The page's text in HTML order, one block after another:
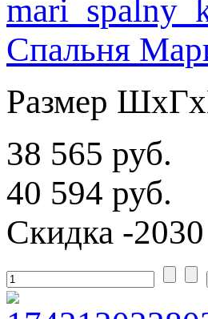
Спальня
Размер
38 565 руб.
40 594 руб.
Скидка -